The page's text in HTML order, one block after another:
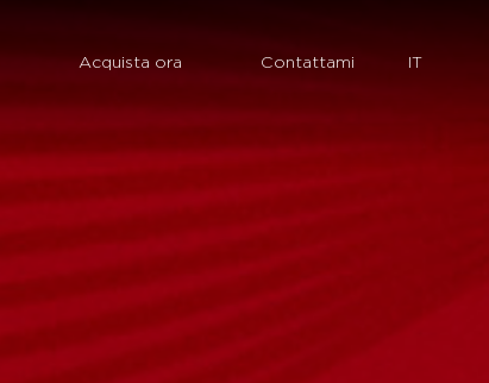
Acquista ora Contattami